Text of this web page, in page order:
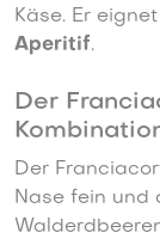
Käse. Er
Aperitif.
Der
Der
Nase fein und